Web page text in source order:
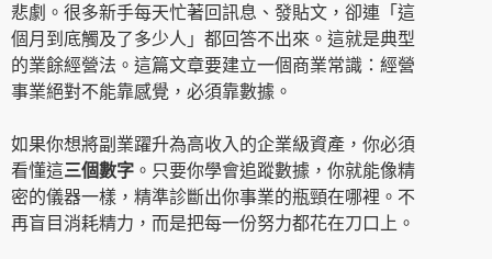
悲劇。很多新手每天忙著回訊息、發貼文，卻連「這
個月到底觸及了多少人」都回答不出來。這就是典型
的業餘經營法。這篇文章要建立一個商業常識：經營
事業絕對不能靠感覺，必須靠數據。
如果你想將副業躍升為高收入的企業級資產，你必須
看懂這三個數字 。只要你學會追蹤數據，你就能像精
密的儀器一樣，精準診斷出你事業的瓶頸在哪裡。不
再盲目消耗精力，而是把每一份努力都花在刀口上。